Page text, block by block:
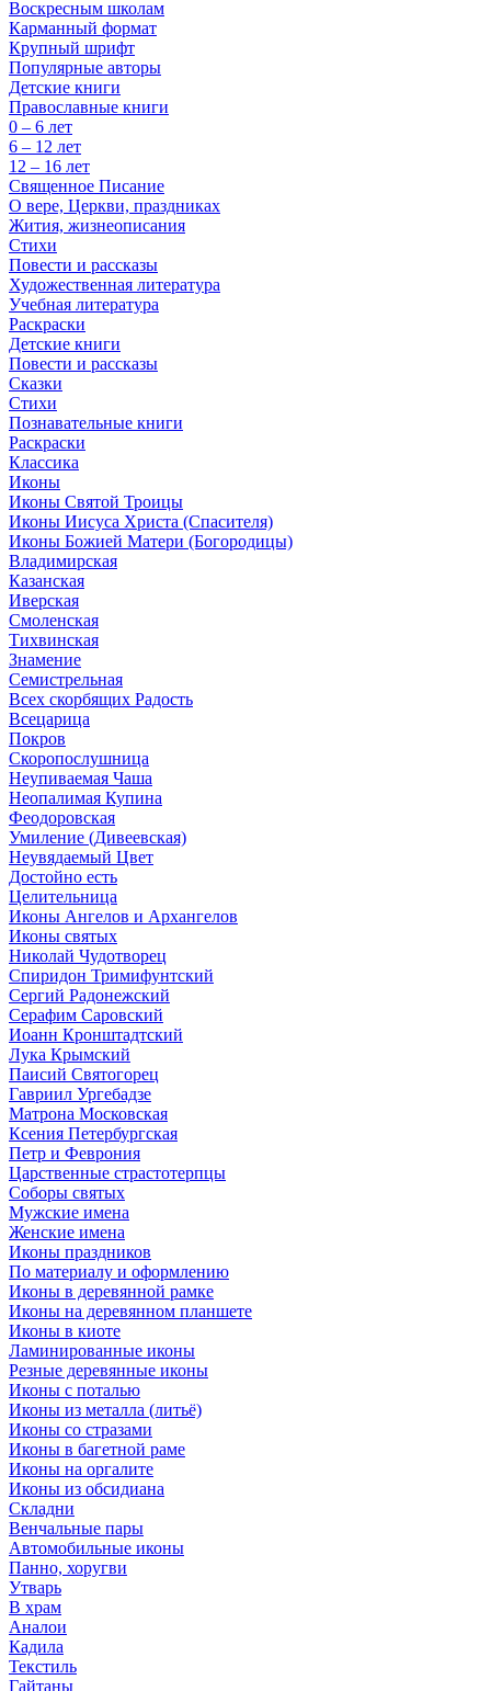
Воскресным школам
Карманный формат
Крупный шрифт
Популярные авторы
Детские книги
Православные книги
0 – 6 лет
6 – 12 лет
12 – 16 лет
Священное Писание
О вере, Церкви, праздниках
Жития, жизнеописания
Стихи
Повести и рассказы
Художественная литература
Учебная литература
Раскраски
Детские книги
Повести и рассказы
Сказки
Стихи
Познавательные книги
Раскраски
Классика
Иконы
Иконы Святой Троицы
Иконы Иисуса Христа (Спасителя)
Иконы Божией Матери (Богородицы)
Владимирская
Казанская
Иверская
Смоленская
Тихвинская
Знамение
Семистрельная
Всех скорбящих Радость
Всецарица
Покров
Скоропослушница
Неупиваемая Чаша
Неопалимая Купина
Феодоровская
Умиление (Дивеевская)
Неувядаемый Цвет
Достойно есть
Целительница
Иконы Ангелов и Архангелов
Иконы святых
Николай Чудотворец
Спиридон Тримифунтский
Сергий Радонежский
Серафим Саровский
Иоанн Кронштадтский
Лука Крымский
Паисий Святогорец
Гавриил Ургебадзе
Матрона Московская
Ксения Петербургская
Петр и Феврония
Царственные страстотерпцы
Соборы святых
Мужские имена
Женские имена
Иконы праздников
По материалу и оформлению
Иконы в деревянной рамке
Иконы на деревянном планшете
Иконы в киоте
Ламинированные иконы
Резные деревянные иконы
Иконы с поталью
Иконы из металла (литьё)
Иконы со стразами
Иконы в багетной раме
Иконы на оргалите
Иконы из обсидиана
Складни
Венчальные пары
Автомобильные иконы
Панно, хоругви
Утварь
В храм
Аналои
Кадила
Текстиль
Гайтаны